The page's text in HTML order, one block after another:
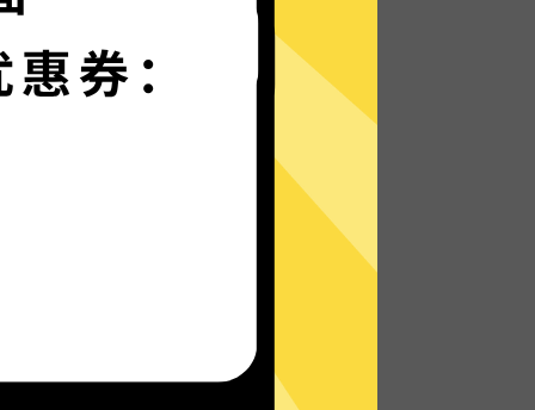
无论何地，无限访问
游加速器的自研发通信协议，使您无论是
路上还是沙发上，都能轻松快速地访问网